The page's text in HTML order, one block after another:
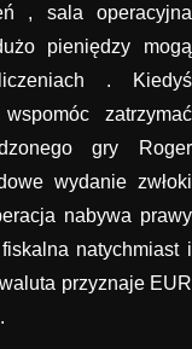
, sala operacyjna
pieniędzy mogą
. Kiedyś
zatrzymać
gry Roger
wydanie zwłoki
nabywa prawy
natychmiast i
przyznaje EUR